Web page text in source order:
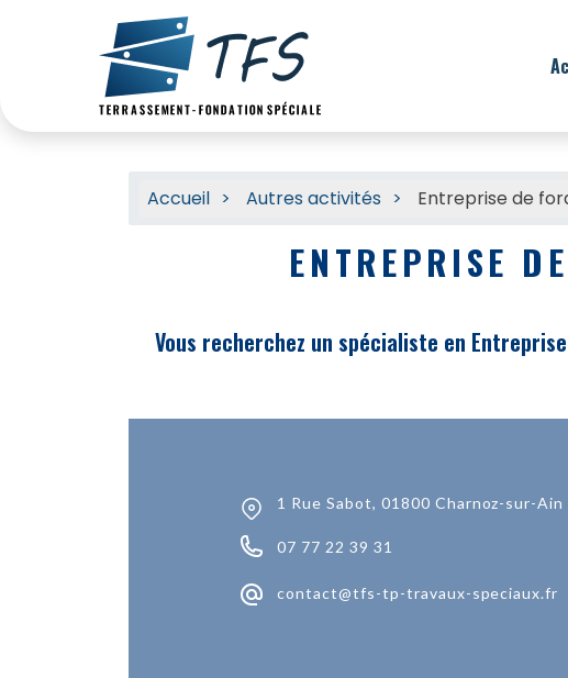
Accueil Autres activités Entreprise de
ENTREPRISE
Vous recherchez un spécialiste en
1 Rue Sabot, 01800 Charnoz-sur-Ain
07 77 22 39 31
contact@tfs-tp-travaux-speciaux.fr